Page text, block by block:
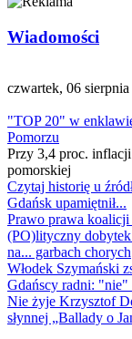
Wiadomości
czwartek, 06
"TOP 20" w
Pomorzu
Przy 3,4 proc.
pomorskiej
Czytaj historię u
Gdańsk upamiętnił...
Prawo prawa
(PO)lityczny
na... garbach chorych
Włodek Szymański
Gdańscy radni:
Nie żyje Krzysztof
słynnej „Ballady o